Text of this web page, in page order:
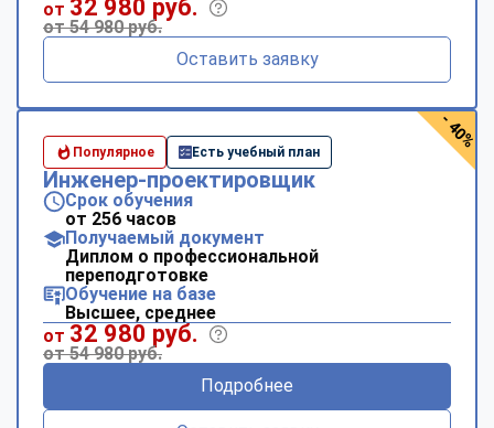
от 32 980 руб.
от 54 980 руб.
Оставить заявку
Популярное Есть учебный план
Инженер-проектировщик
Срок обучения
от 256 часов
Получаемый документ
Диплом о профессиональной
переподготовке
Обучение на базе
Высшее, среднее
от 32 980 руб.
от 54 980 руб.
Подробнее
- 40%